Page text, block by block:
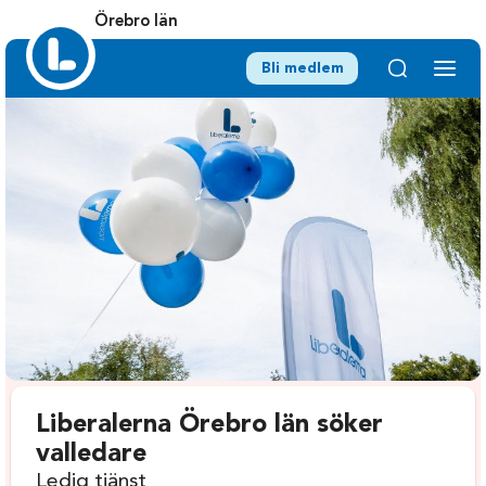
Örebro län
Bli medlem
Liberalerna Örebro län söker
valledare